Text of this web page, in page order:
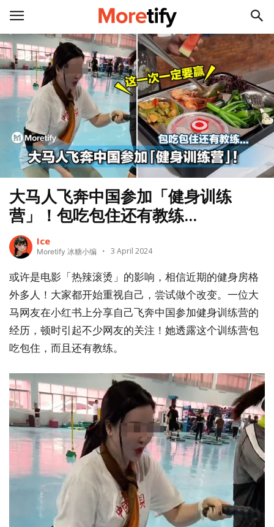
大马人飞奔中国参加「健身训练
营」！包吃包住还有教练...
Ice
Moretify 冰糖小编 3 April 2024
或许是电影「热辣滚烫」的影响，相信近期的健身房格
外多人！大家都开始重视自己，尝试做个改变。一位大
马网友在小红书上分享自己飞奔中国参加健身训练营的
经历，顿时引起不少网友的关注！她透露这个训练营包
吃包住，而且还有教练。